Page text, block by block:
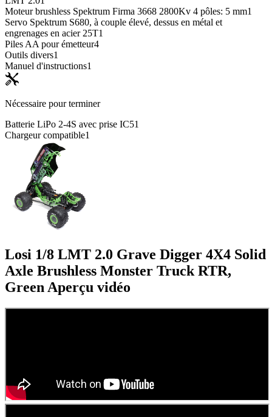
Moteur brushless Spektrum Firma 3668 2800Kv 4 pôles: 5 mm1
Servo Spektrum S680, à couple élevé, dessus en métal et
engrenages en acier 25T1
Piles AA pour émetteur4
Outils divers1
Manuel d'instructions1
Nécessaire pour terminer
Batterie LiPo 2-4S avec prise IC51
Chargeur compatible1
Losi 1/8 LMT 2.0 Grave Digger 4X4 Solid
Axle Brushless Monster Truck RTR,
Green Aperçu vidéo